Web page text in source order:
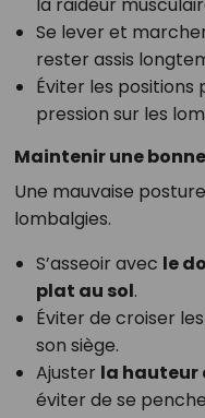
la raideur
Se lever et
rester assis
Éviter les
pression sur les
Maintenir une
Une mauvaise
lombalgies.
S’asseoir avec le
plat au sol.
Éviter de croiser
son siège.
Ajuster la hauteur
éviter de se